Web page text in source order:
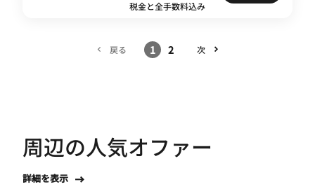
税金と全手数料込み
戻る 1 2 次
周辺の人気オファー
詳細を表示